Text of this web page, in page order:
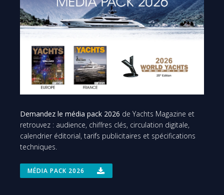
Demandez le média pack 2026 de Yachts Magazine et
retrouvez : audience, chiffres clés, circulation digitale,
calendrier éditorial, tarifs publicitaires et spécifications
techniques.
MÉDIA PACK 2026